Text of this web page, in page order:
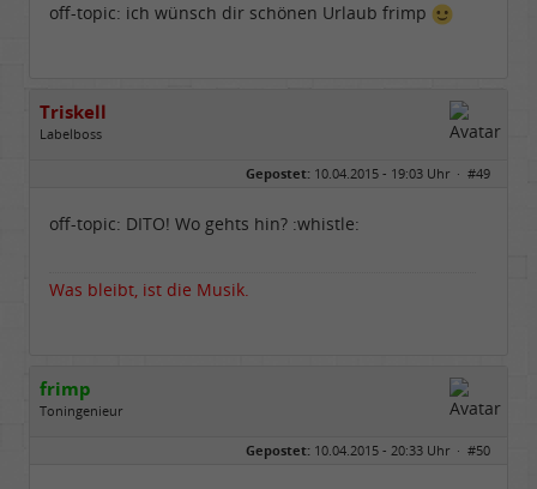
off-topic: ich wünsch dir schönen Urlaub frimp
Triskell
Labelboss
Dabei seit:
04 / 2006
Gepostet: 10.04.2015 - 19:03 Uhr · #49
off-topic: DITO! Wo gehts hin? :whistle:
Was bleibt, ist die Musik.
frimp
Toningenieur
Gepostet: 10.04.2015 - 20:33 Uhr · #50